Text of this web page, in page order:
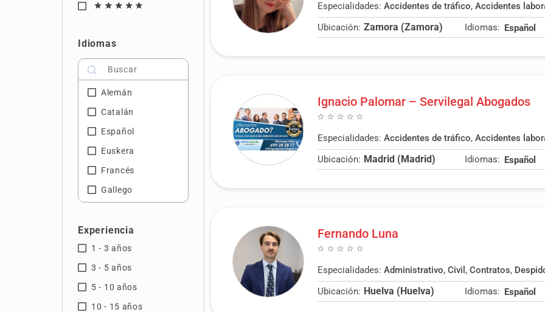
Valencia
Vizcaya
Zamora
5
Idiomas
Alemán
Catalán
Español
Euskera
Francés
Gallego
Italiano
Experiencia
1 - 3 años
3 - 5 años
5 - 10 años
10 - 15 años
Especialidades: Accidentes de tráfico, Accidentes
Ubicación: Zamora (Zamora) Idiomas: Español
Ignacio Palomar – Servilegal Abogados
Especialidades: Accidentes de tráfico, Accidentes
Ubicación: Madrid (Madrid) Idiomas: Español
Fernando Luna
Especialidades: Administrativo, Civil , Contratos,
Ubicación: Huelva (Huelva) Idiomas: Español